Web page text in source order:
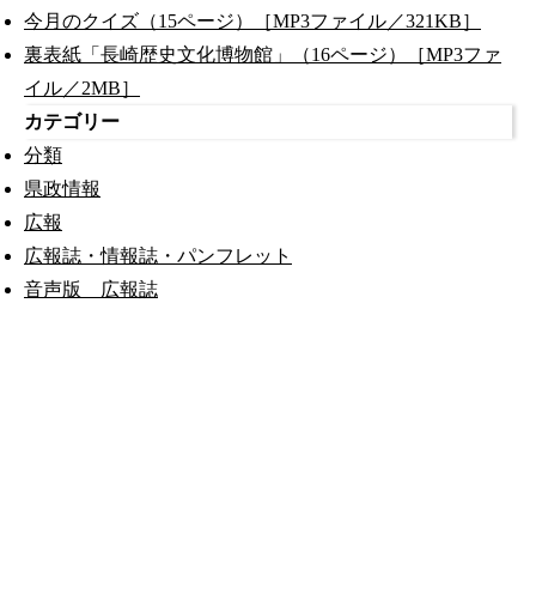
今月のクイズ（15ページ）［MP3ファイル／321KB］
裏表紙「長崎歴史文化博物館」（16ページ）［MP3ファ
イル／2MB］
カテゴリー
分類
県政情報
広報
広報誌・情報誌・パンフレット
音声版 広報誌